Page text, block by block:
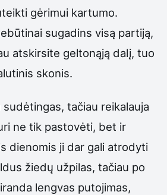
gėrimui kartumo.
sugadins visą partiją,
atskirsite geltonąją dalį, tuo
skonis.
tačiau reikalauja
ne tik pastovėti, bet ir
dienomis ji dar gali atrodyti
žiedų užpilas, tačiau po
lengvas putojimas,